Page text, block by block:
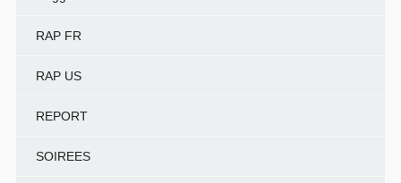
RAP FR
RAP US
REPORT
SOIREES